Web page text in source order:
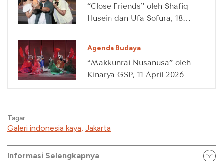
“Close Friends” oleh Shafiq
Husein dan Ufa Sofura, 18
Agenda Budaya
“Makkunrai Nusanusa” oleh
Kinarya GSP, 11 April 2026
Tagar:
Galeri indonesia kaya, Jakarta
Informasi Selengkapnya